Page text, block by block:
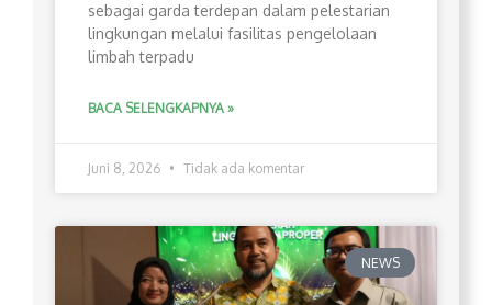
sebagai garda terdepan dalam pelestarian
lingkungan melalui fasilitas pengelolaan
limbah terpadu
BACA SELENGKAPNYA »
Juni 8, 2026 Tidak ada komentar
NEWS